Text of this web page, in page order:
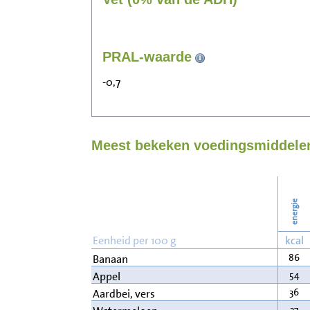
PRAL-waarde
-0,7
Meest bekeken
energie
Eenheid per 100 g kcal
Banaan
86
Appel 54
Aardbei, vers 36